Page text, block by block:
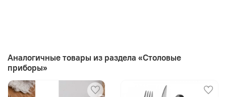
Аналогичные товары из раздела «Столовые
приборы»